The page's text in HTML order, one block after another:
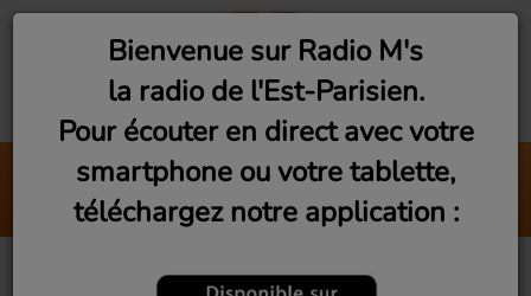
Les artistes de l'est
Radio M's (Pauline Ziadé)
Dance Classic (Samedi
Bienvenue sur Radio M's
la radio de l'Est-Parisien.
Pour écouter en direct avec votre
smartphone ou votre tablette,
téléchargez notre application :